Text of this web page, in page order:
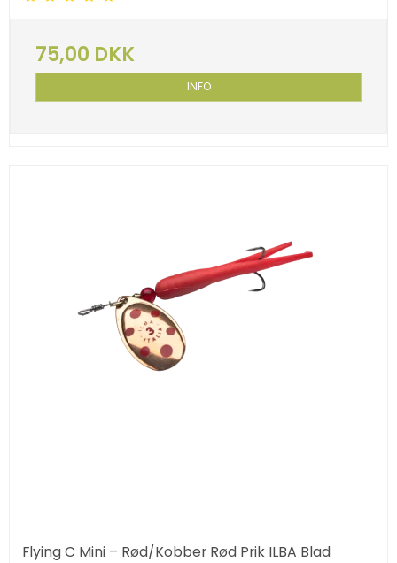
75,00 DKK
INFO
Flying C Mini – Rød/Kobber Rød Prik ILBA Blad